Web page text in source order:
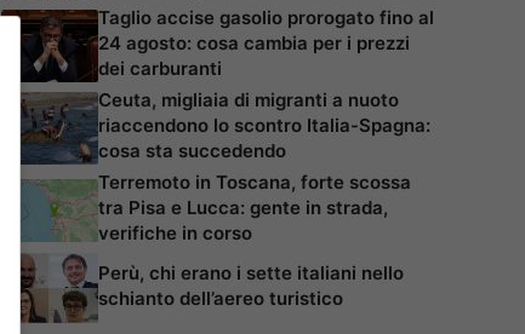
Taglio accise gasolio prorogato fino al
24 agosto: cosa cambia per i prezzi
dei carburanti
Ceuta, migliaia di migranti a nuoto
riaccendono lo scontro Italia-Spagna:
cosa sta succedendo
Terremoto in Toscana, forte scossa
tra Pisa e Lucca: gente in strada,
verifiche in corso
Perù, chi erano i sette italiani nello
schianto dell’aereo turistico